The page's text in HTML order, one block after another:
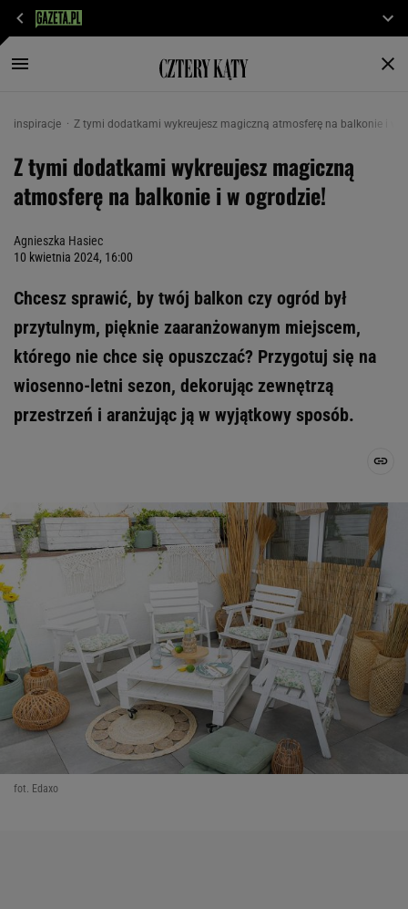
inspiracje Z tymi dodatkami wykreujesz magiczną atmosferę na balkonie i w
Z tymi dodatkami wykreujesz magiczną
atmosferę na balkonie i w ogrodzie!
Agnieszka Hasiec
10 kwietnia 2024, 16:00
Chcesz sprawić, by twój balkon czy ogród był
przytulnym, pięknie zaaranżowanym miejscem,
którego nie chce się opuszczać? Przygotuj się na
wiosenno-letni sezon, dekorując zewnętrzą
przestrzeń i aranżując ją w wyjątkowy sposób.
fot. Edaxo